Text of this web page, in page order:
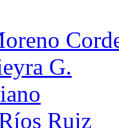
G.
Ruiz